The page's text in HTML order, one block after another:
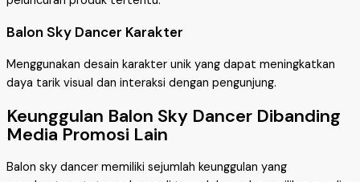
Balon Sky Dancer Karakter
Menggunakan desain karakter unik yang dapat meningkatkan
daya tarik visual dan interaksi dengan pengunjung.
Keunggulan Balon Sky Dancer Dibanding
Media Promosi Lain
Balon sky dancer memiliki sejumlah keunggulan yang